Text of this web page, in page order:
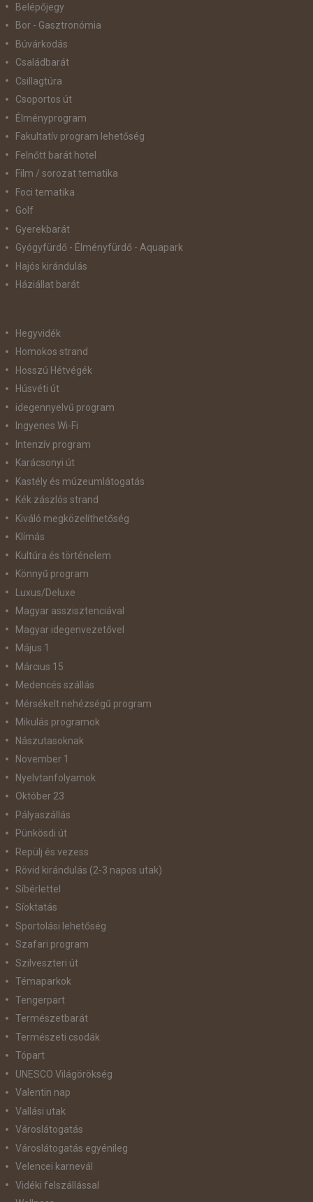
Belépőjegy
Bor - Gasztronómia
Búvárkodás
Családbarát
Csillagtúra
Csoportos út
Élményprogram
Fakultatív program lehetőség
Felnőtt barát hotel
Film / sorozat tematika
Foci tematika
Golf
Gyerekbarát
Gyógyfürdő - Élményfürdő - Aquapark
Hajós kirándulás
Háziállat barát
Hegyvidék
Homokos strand
Hosszú Hétvégék
Húsvéti út
idegennyelvű program
Ingyenes Wi-Fi
Intenzív program
Karácsonyi út
Kastély és múzeumlátogatás
Kék zászlós strand
Kiváló megközelíthetőség
Klímás
Kultúra és történelem
Könnyű program
Luxus/Deluxe
Magyar asszisztenciával
Magyar idegenvezetővel
Május 1
Március 15
Medencés szállás
Mérsékelt nehézségű program
Mikulás programok
Nászutasoknak
November 1
Nyelvtanfolyamok
Október 23
Pályaszállás
Pünkösdi út
Repülj és vezess
Rövid kirándulás (2-3 napos utak)
Síbérlettel
Síoktatás
Sportolási lehetőség
Szafari program
Szilveszteri út
Témaparkok
Tengerpart
Természetbarát
Természeti csodák
Tópart
UNESCO Világörökség
Valentin nap
Vallási utak
Városlátogatás
Városlátogatás egyénileg
Velencei karnevál
Vidéki felszállással